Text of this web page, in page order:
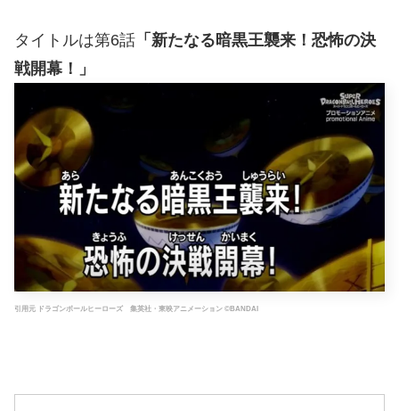
タイトルは第6話 「新たなる暗黒王襲来！恐怖の決
戦開幕！」
引用元 ドラゴンボールヒーローズ 集英社・東映アニメーション ©BANDAI